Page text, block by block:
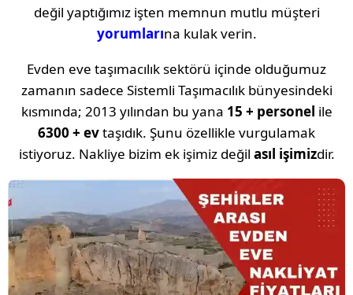
değil yaptığımız işten memnun mutlu müşteri
yorumlarına kulak verin.
Evden eve taşımacılık sektörü içinde olduğumuz
zamanın sadece Sistemli Taşımacılık bünyesindeki
kısmında; 2013 yılından bu yana 15 + personel ile
6300 + evtaşıdık. Şunu özellikle vurgulamak
istiyoruz. Nakliye bizim ek işimiz değil asıl işimizdir.